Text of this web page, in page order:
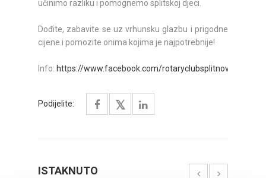
učinimo razliku i pomognemo splitskoj djeci.
Dođite, zabavite se uz vrhunsku glazbu i prigodne
cijene i pomozite onima kojima je najpotrebnije!
Info: https://www.facebook.com/rotaryclubsplitnovi
Podijelite:
ISTAKNUTO